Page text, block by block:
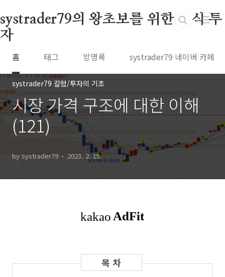
systrader79의 왕초보를 위한 주식 투
자
홈 태그 방명록 systrader79 네이버 카페
systrader79 칼럼/투자의 기초
시장 가격 구조에 대한 이해
(121)
by systrader79 2023. 2. 15.